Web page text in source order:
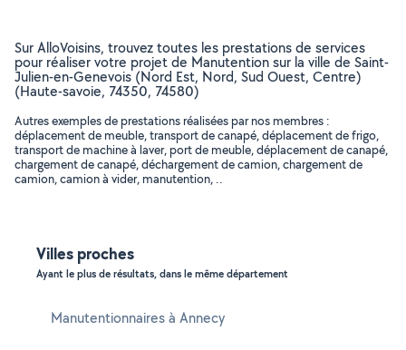
Sur AlloVoisins, trouvez toutes les prestations de services
pour réaliser votre projet de Manutention sur la ville de Saint-
Julien-en-Genevois (Nord Est, Nord, Sud Ouest, Centre)
(Haute-savoie, 74350, 74580)
Autres exemples de prestations réalisées par nos membres :
déplacement de meuble, transport de canapé, déplacement de frigo,
transport de machine à laver, port de meuble, déplacement de canapé,
chargement de canapé, déchargement de camion, chargement de
camion, camion à vider, manutention, ..
Villes proches
Ayant le plus de résultats, dans le même département
Manutentionnaires à Annecy